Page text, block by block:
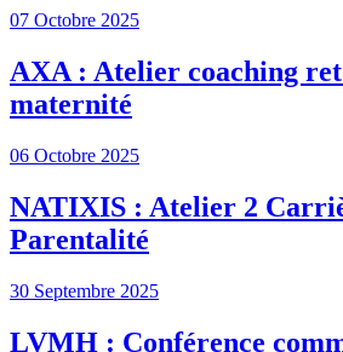
07 Octobre 2025
AXA : Atelier coaching
maternité
06 Octobre 2025
NATIXIS : Atelier 2
Parentalité
30 Septembre 2025
LVMH : Conférence